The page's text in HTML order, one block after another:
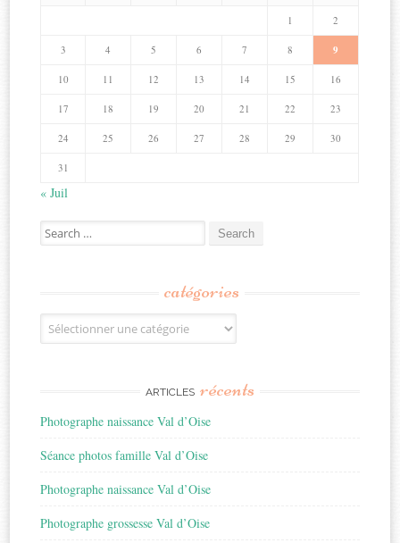
1 2
3 4 5 6 7 8 9
10 11 12 13 14 15 16
17 18 19 20 21 22 23
24 25 26 27 28 29 30
31
« Juil
Search
for:
catégories
Catégories
ARTICLES récents
Photographe naissance Val d’Oise
Séance photos famille Val d’Oise
Photographe naissance Val d’Oise
Photographe grossesse Val d’Oise